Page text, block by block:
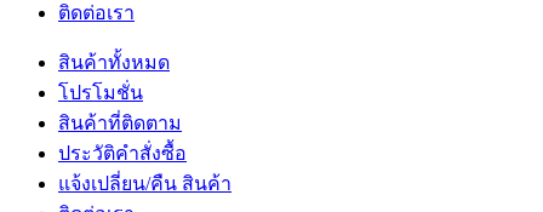
ติดต่อเรา
สินค้าทั้งหมด
โปรโมชั่น
สินค้าที่ติดตาม
ประวัติคำสั่งซื้อ
แจ้งเปลี่ยน/คืน สินค้า